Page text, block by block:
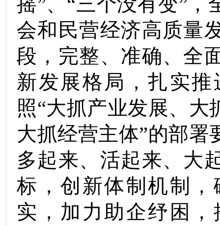
会和民营经济高质量
段，完整、准确、全
新发展格局，扎实
照“大抓产业发展、大
大抓经营主体”的部
多起来、活起来、大
标，创新体制机制
实，加力助企纾困